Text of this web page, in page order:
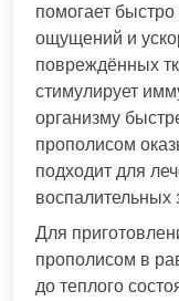
помогает
ощущений и
повреждённых
стимулирует
организму
прополисом
подходит для
воспалительных
Для
прополисом в
до теплого